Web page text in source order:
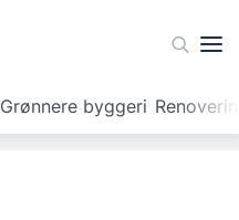
Grønnere byggeri